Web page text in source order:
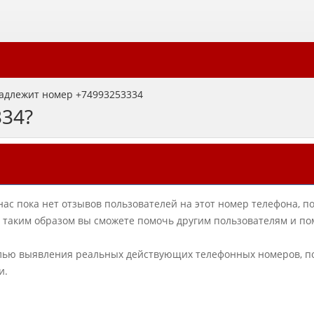
номер +74993253334
пока нет отзывов пользователей на этот номер телефона,
образом вы сможете помочь другим пользователям и
выявления реальных действующих телефонных номеров,